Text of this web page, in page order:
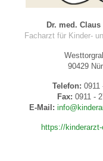
gestalten
Dr. med.
Facharzt für Kinder-
90429
Telefon: 0911
Fax: 0911 -
E-Mail:
https://